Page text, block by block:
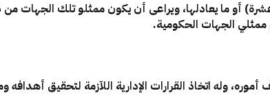
أو ما يعادلها، ويراعى أن يكون ممثلو تلك الجهات
الجهات الحكومية.
وله اتخاذ القرارات الإدارية اللآزمة لتحقيق